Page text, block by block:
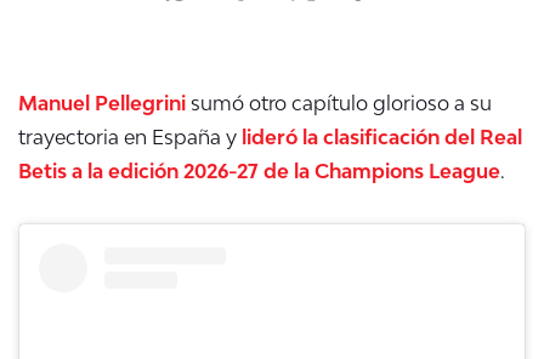
Manuel Pellegrini sumó otro capítulo glorioso a su
trayectoria en España y lideró la clasificación del Real
Betis a la edición 2026-27 de la Champions League.